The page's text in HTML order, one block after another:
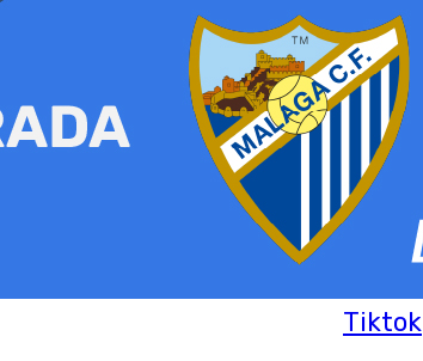
Tiktok